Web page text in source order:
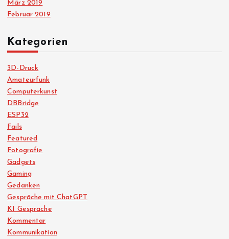
März 2019
Februar 2019
Kategorien
3D-Druck
Amateurfunk
Computerkunst
DBBridge
ESP32
Fails
Featured
Fotografie
Gadgets
Gaming
Gedanken
Gespräche mit ChatGPT
KI Gespräche
Kommentar
Kommunikation